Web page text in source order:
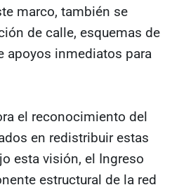
marco, también se
de calle, esquemas de
apoyos inmediatos para
el reconocimiento del
en redistribuir estas
esta visión, el Ingreso
estructural de la red